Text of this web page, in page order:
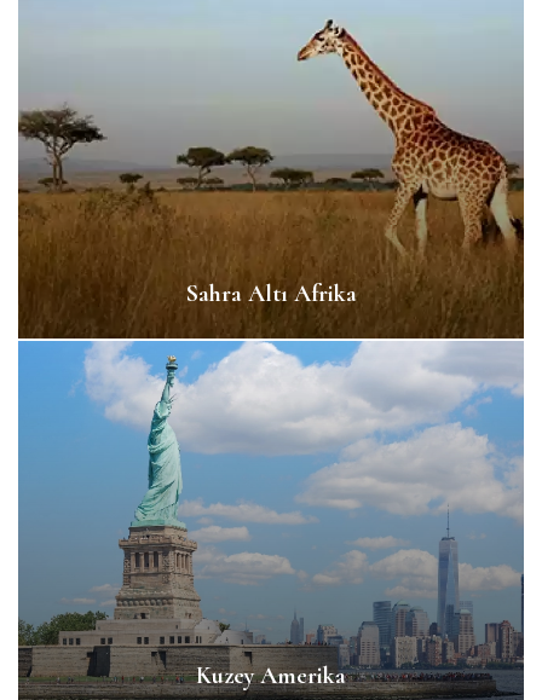
Sahra Altı Afrika
Kuzey Amerika